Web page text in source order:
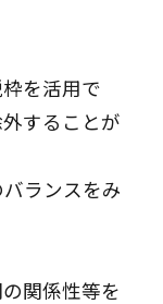
を活用で
することが
ランスをみ
関係性等を